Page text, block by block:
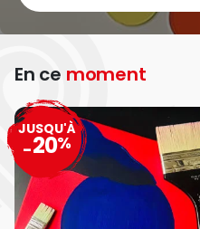
En ce moment
JUSQU'À
-20%